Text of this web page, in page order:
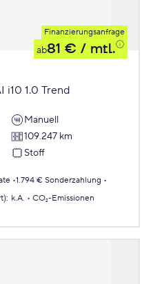
Finanzierungsanfrage
ab81 € / mtl.
i10 1.0 Trend
Manuell
109.247 km
Stoff
1.794 € Sonderzahlung
: k.A.
CO₂-Emissionen